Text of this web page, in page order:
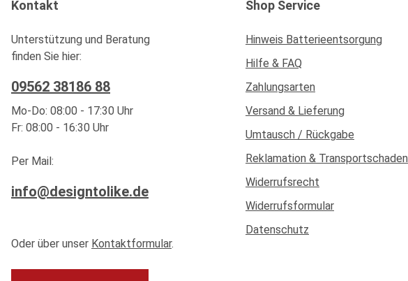
Kontakt
Unterstützung und Beratung
finden Sie hier:
09562 38186 88
Mo-Do: 08:00 - 17:30 Uhr
Fr: 08:00 - 16:30 Uhr
Per Mail:
info@designtolike.de
Oder über unser Kontaktformular.
Shop Service
Hinweis Batterieentsorgung
Hilfe & FAQ
Zahlungsarten
Versand & Lieferung
Umtausch / Rückgabe
Reklamation & Transportschaden
Widerrufsrecht
Widerrufsformular
Datenschutz